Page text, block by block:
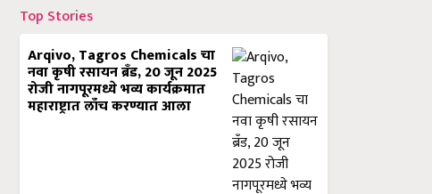
Top Stories
Arqivo, Tagros Chemicals चा
नवा कृषी रसायन ब्रँड, 20 जून 2025
रोजी नागपूरमध्ये भव्य कार्यक्रमात
महाराष्ट्रात लाँच करण्यात आला